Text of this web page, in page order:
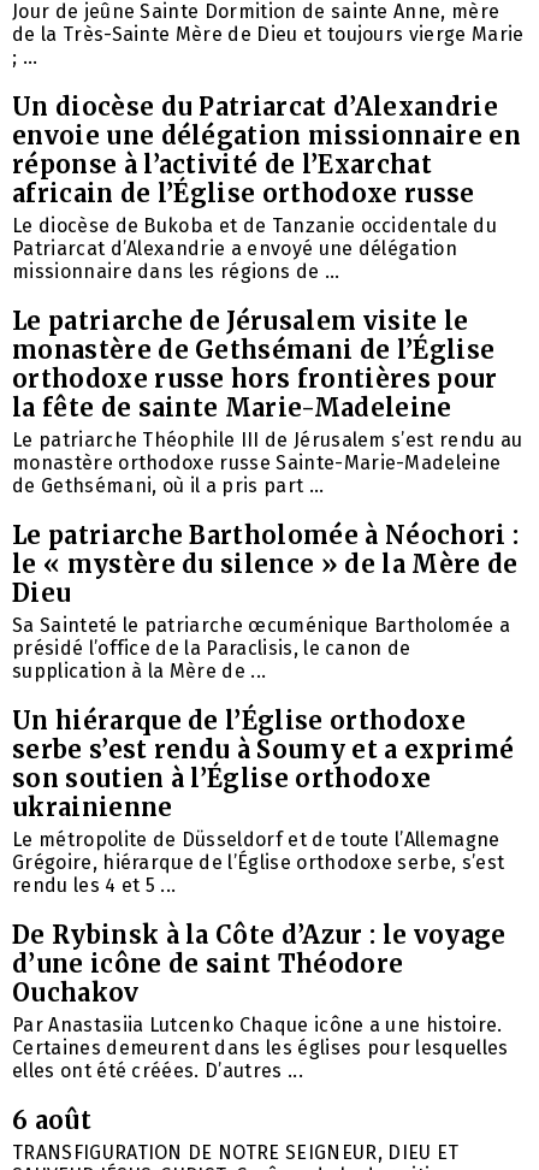
Jour de jeûne Sainte Dormition de sainte Anne, mère
de la Très-Sainte Mère de Dieu et toujours vierge Marie
; ...
Un diocèse du Patriarcat d’Alexandrie
envoie une délégation missionnaire en
réponse à l’activité de l’Exarchat
africain de l’Église orthodoxe russe
Le diocèse de Bukoba et de Tanzanie occidentale du
Patriarcat d’Alexandrie a envoyé une délégation
missionnaire dans les régions de ...
Le patriarche de Jérusalem visite le
monastère de Gethsémani de l’Église
orthodoxe russe hors frontières pour
la fête de sainte Marie-Madeleine
Le patriarche Théophile III de Jérusalem s’est rendu au
monastère orthodoxe russe Sainte-Marie-Madeleine
de Gethsémani, où il a pris part ...
Le patriarche Bartholomée à Néochori :
le « mystère du silence » de la Mère de
Dieu
Sa Sainteté le patriarche œcuménique Bartholomée a
présidé l’office de la Paraclisis, le canon de
supplication à la Mère de ...
Un hiérarque de l’Église orthodoxe
serbe s’est rendu à Soumy et a exprimé
son soutien à l’Église orthodoxe
ukrainienne
Le métropolite de Düsseldorf et de toute l’Allemagne
Grégoire, hiérarque de l’Église orthodoxe serbe, s’est
rendu les 4 et 5 ...
De Rybinsk à la Côte d’Azur : le voyage
d’une icône de saint Théodore
Ouchakov
Par Anastasiia Lutcenko Chaque icône a une histoire.
Certaines demeurent dans les églises pour lesquelles
elles ont été créées. D’autres ...
6 août
TRANSFIGURATION DE NOTRE SEIGNEUR, DIEU ET